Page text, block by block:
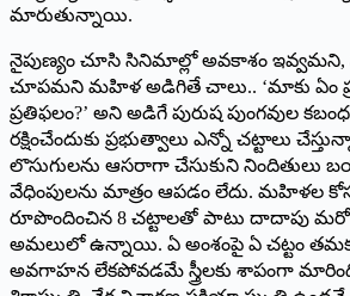
మారుతున్నాయి.
నైపుణ్యం చూసి సినిమాల్లో అవకాశం ఇవ్వమని,
చూపమని మహిళ అడిగితే చాలు.. ‘మాకు ఏం
ప్రతిఫలం?’ అని అడిగే పురుష పుంగవుల
రక్షించేందుకు ప్రభుత్వాలు ఎన్నో చట్టాలు
లొసుగులను ఆసరాగా చేసుకుని నిందితులు
వేధింపులను మాత్రం ఆపడం లేదు. మహిళల
రూపొందించిన 8 చట్టాలతో పాటు దాదాపు మరో
అమలులో ఉన్నాయి. ఏ అంశంపై ఏ చట్టం తమకు
అవగాహన లేకపోవడమే స్త్రీలకు శాపంగా